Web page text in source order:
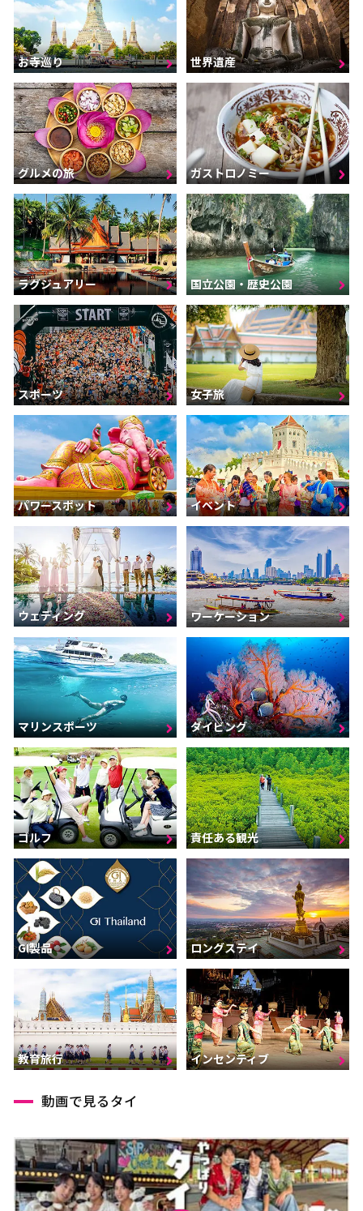
お寺巡り 世界遺産
グルメの旅 ガストロノミー
ラグジュアリー 国立公園・歴史公園
スポーツ 女子旅
パワースポット イベント
ウェディング ワーケーション
マリンスポーツ ダイビング
ゴルフ 責任ある観光
GI製品 ロングステイ
教育旅行 インセンティブ
動画で見るタイ